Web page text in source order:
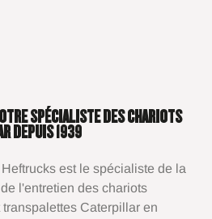
SPÉCIALISTE DES CHARIOTS
DEPUIS 1939
est le spécialiste de la
l'entretien des chariots
Caterpillar en